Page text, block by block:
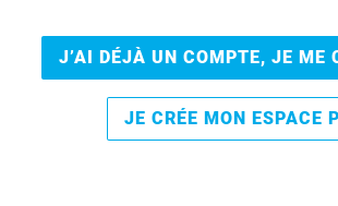
J’AI DÉJÀ UN COMPTE, JE ME
JE CRÉE MON ESPACE